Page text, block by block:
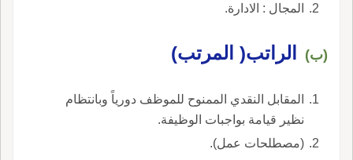
المجال : الادارة.
(ب) الراتب( المرتب)
المقابل النقدي الممنوح للموظف دورياً وبانتظام
نظير قيامة بواجبات الوظيفة.
(مصطلحات عمل).